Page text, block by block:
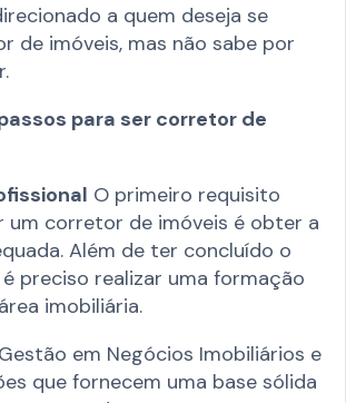
a quem deseja se
de imóveis, mas não sabe por
para ser corretor de
O primeiro requisito
um corretor de imóveis é obter a
Além de ter concluído o
preciso realizar uma formação
imobiliária.
em Negócios Imobiliários e
que fornecem uma base sólida